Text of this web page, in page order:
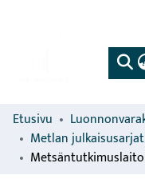
Etusivu
Metlan julkaisusarjat